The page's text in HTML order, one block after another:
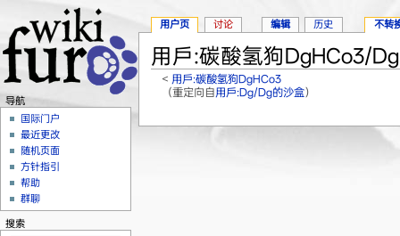
用戶:碳酸氢狗DgHCo3/
< 用戶:碳酸氢狗DgHCo3
（重定向自用戶:Dg/Dg的沙盒）
用户页 讨论 编辑 历史 不转
导航
国际门户
最近更改
随机页面
方针指引
帮助
群聊
搜索